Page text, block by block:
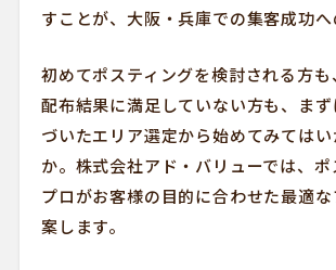
すことが、大阪・兵庫での集客成功へ
初めてポスティングを検討される方
配布結果に満足していない方も、ま
づいたエリア選定から始めてみてはい
か。株式会社アド・バリューでは、ポ
プロがお客様の目的に合わせた最適
案します。